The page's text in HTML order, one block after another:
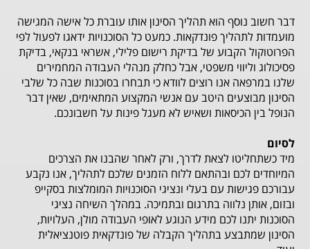
דבר חשוב נוסף הוא תהליך הסינון אותו עוברת כל אישה המגישה
מועמדות לתהליך פונדקאות. כמעט כל הסוכנויות ידאגו לפעול לפי
הפרוטוקול הקבוע של בדיקת רישום פלילי, אשראי בנקאי, בדיקת
פסיכולוג וליווי משפטי, אבל כחלק מנהלי העבודה המחמירים
שלנו במרפאה אנו רוצים לוודא כי תבחרו בסוכנות שבה כל שלבי
הסינון מבוצעים היטב עם אנשי המקצוע המתאימים, שאין דבר
הנופל בין הכיסאות ושאיש לא מעגל פינות על חשבונכם.
לסיום
מיד כשתחליטו לצאת לדרך, ורק לאחר שהבנו את הצרכים
המיוחדים לכם ובהתאם ללוח הזמנים שלכם לתהליך, אנו נקבע
עבורכם פגישות עם בעלי ונציגי הסוכנויות המומלצות בסקייפ
ובזום, אותן נלווה בתרגום ובתמיכה. במהלך השיחה נציגי
הסוכנות יתנו לכם מידע הנוגע לאופי העבודה מולן, העלויות,
הסינון שמתבצע בתהליך הקבלה של פונדקאית פוטנציאלית